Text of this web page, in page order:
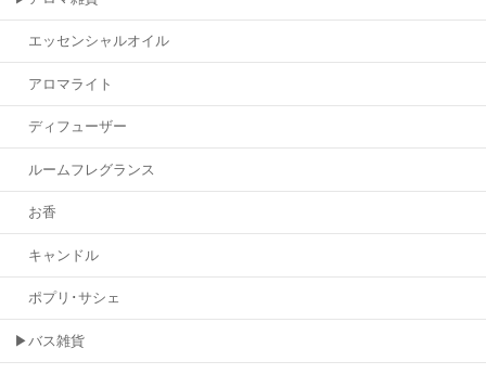
エッセンシャルオイル
アロマライト
ディフューザー
ルームフレグランス
お香
キャンドル
ポプリ･サシェ
▶バス雑貨